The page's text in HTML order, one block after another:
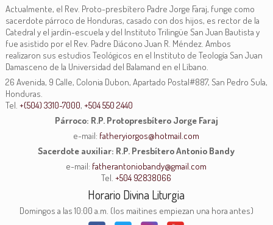
Actualmente, el Rev. Proto-presbítero Padre Jorge Faraj, funge como
sacerdote párroco de Honduras, casado con dos hijos, es rector de la
Catedral y el jardín-escuela y del Instituto Trilingüe San Juan Bautista y
fue asistido por el Rev. Padre Diácono Juan R. Méndez. Ambos
realizaron sus estudios Teológicos en el Instituto de Teología San Juan
Damasceno de la Universidad del Balamand en el Líbano.
26 Avenida, 9 Calle, Colonia Dubon, Apartado Postal#887, San Pedro Sula,
Honduras.
Tel. +(504) 3310-7000, +504 550 2440
Párroco: R.P. Protopresbítero Jorge Faraj
e-mail: fatheryiorgos@hotmail.com
Sacerdote auxiliar: R.P. Presbítero Antonio Bandy
e-mail: fatherantoniobandy@gmail.com
Tel.+504 92838066
Horario Divina Liturgia
Domingos a las 10:00 a.m. (los maitines empiezan una hora antes)